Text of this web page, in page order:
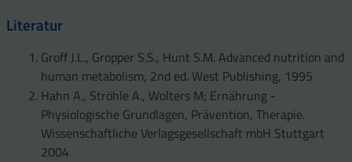
Literatur
Groff J.L., Gropper S.S., Hunt S.M. Advanced nutrition and
human metabolism, 2nd ed. West Publishing, 1995
Hahn A., Ströhle A., Wolters M; Ernährung -
Physiologische Grundlagen, Prävention, Therapie.
Wissenschaftliche Verlagsgesellschaft mbH Stuttgart
2004